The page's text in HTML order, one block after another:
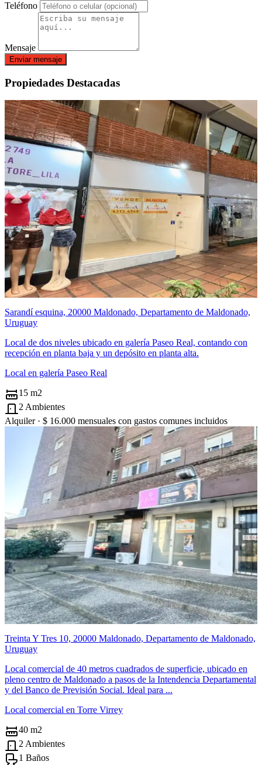
Teléfono
Mensaje
Enviar mensaje
Propiedades Destacadas
Sarandí esquina, 20000 Maldonado, Departamento de Maldonado,
Uruguay
Local de dos niveles ubicado en galería Paseo Real, contando con
recepción en planta baja y un depósito en planta alta.
Local en galería Paseo Real
15 m2
2 Ambientes
Alquiler · $ 16.000 mensuales con gastos comunes incluidos
Treinta Y Tres 10, 20000 Maldonado, Departamento de Maldonado,
Uruguay
Local comercial de 40 metros cuadrados de superficie, ubicado en
pleno centro de Maldonado a pasos de la Intendencia Departamental
y del Banco de Previsión Social. Ideal para ...
Local comercial en Torre Virrey
40 m2
2 Ambientes
1 Baños